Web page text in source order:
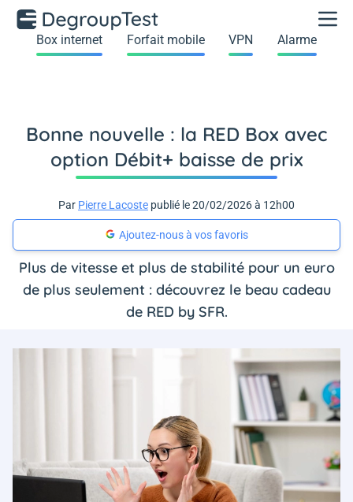
Box internet Forfait mobile VPN Alarme
Bonne nouvelle : la RED Box avec
option Débit+ baisse de prix
Par Pierre Lacoste publié le 20/02/2026 à 12h00
Ajoutez-nous à vos favoris
Plus de vitesse et plus de stabilité pour un euro
de plus seulement : découvrez le beau cadeau
de RED by SFR.